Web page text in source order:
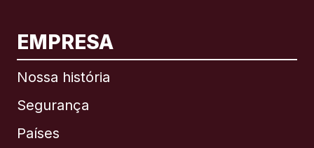
EMPRESA
Nossa história
Segurança
Países